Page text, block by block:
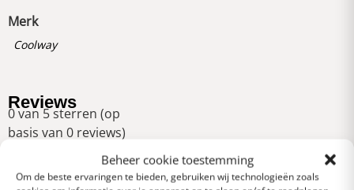
Beheer cookie toestemming
Om de beste ervaringen te bieden, gebruiken wij technologieën zoals
Merk
Coolway
Reviews
0 van 5 sterren (op
basis van 0 reviews)